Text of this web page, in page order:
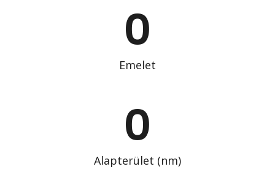
0
Emelet
0
Alapterület (nm)